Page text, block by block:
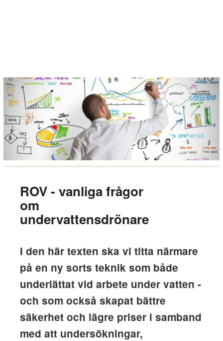
ROV - vanliga frågor
om
undervattensdrönare
I den här texten ska vi titta närmare
på en ny sorts teknik som både
underlättat vid arbete under vatten -
och som också skapat bättre
säkerhet och lägre priser i samband
med att undersökningar,